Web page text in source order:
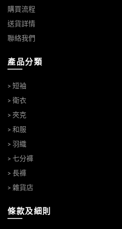
購買流程
送貨詳情
聯絡我們
產品分類
> 短袖
> 衛衣
> 夾克
> 和服
> 羽織
> 七分褲
> 長褲
> 雜貨店
條款及細則